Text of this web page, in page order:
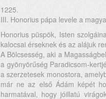
1225.
III. Honorius pápa levele a
Honorius püspök, Isten
kalocsai érseknek és az alájuk
A Bölcsesség, aki a
a gyönyörűség Paradicsom-
a szerzetesek monostora,
már ne az első Ádám képét
harmatával, hogy jóillatú